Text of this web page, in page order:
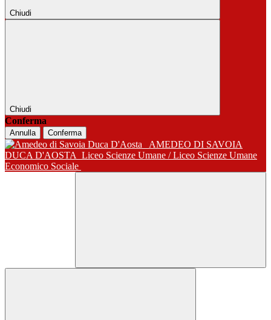
Chiudi
Chiudi
Conferma
Annulla Conferma
AMEDEO DI SAVOIA
DUCA D'AOSTA Liceo Scienze Umane / Liceo Scienze Umane
Economico Sociale